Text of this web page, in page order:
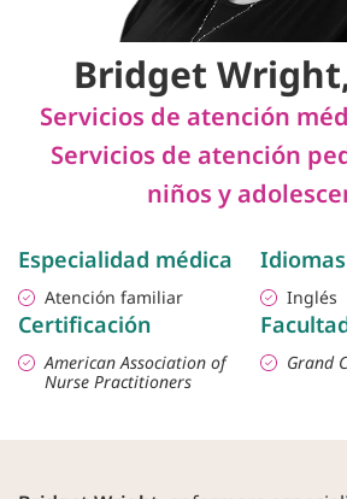
Bridget
Servicios de atención
Servicios de atención
niños y
Especialidad médica
Atención familiar Inglés
Certificación
American Association of
Nurse Practitioners
Grand